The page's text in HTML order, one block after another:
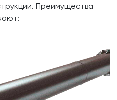
Преимущества